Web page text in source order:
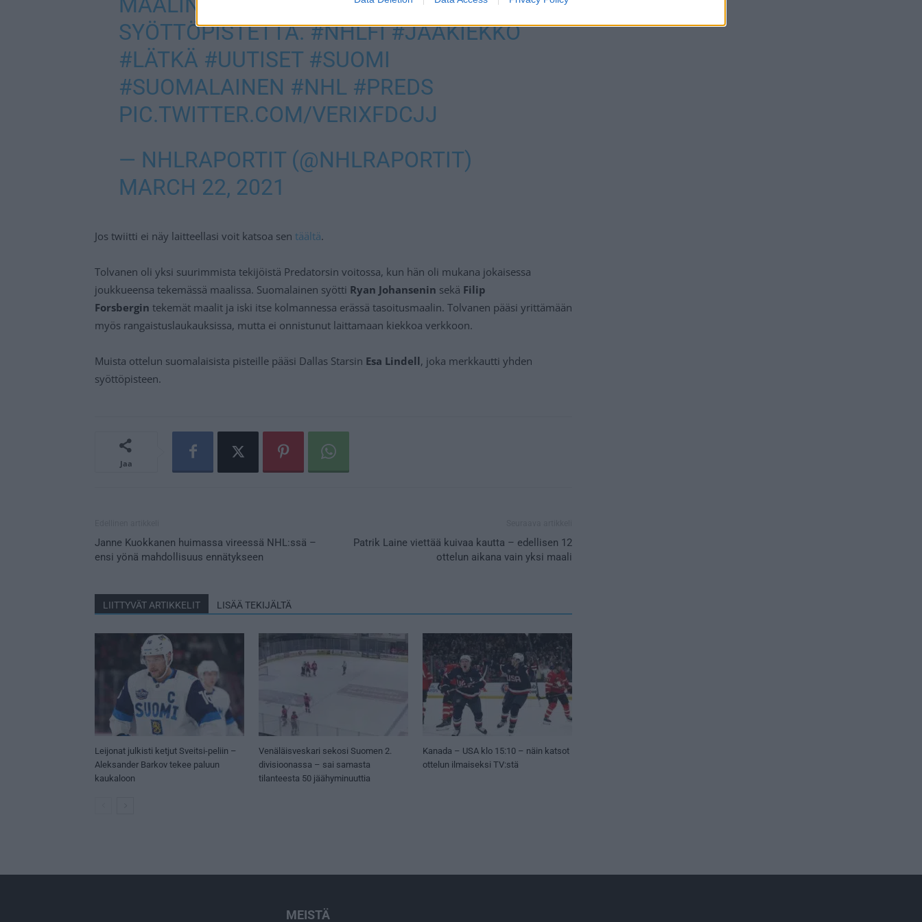
SYÖTTÖPISTETTÄ.#NHLFI #JÄÄKIEKKO
#LÄTKÄ #UUTISET #SUOMI
#SUOMALAINEN #NHL #PREDS
PIC.TWITTER.COM/VERIXFDCJJ
— NHLRAPORTIT (@NHLRAPORTIT)
MARCH 22, 2021
Jos twiitti ei näy laitteellasi voit katsoa sen täältä.
Tolvanen oli yksi suurimmista tekijöistä Predatorsin voitossa, kun hän oli mukana jokaisessa
joukkueensa tekemässä maalissa. Suomalainen syötti Ryan Johansenin sekä Filip
Forsbergin tekemät maalit ja iski itse kolmannessa erässä tasoitusmaalin. Tolvanen pääsi yrittämään
myös rangaistuslaukauksissa, mutta ei onnistunut laittamaan kiekkoa verkkoon.
Muista ottelun suomalaisista pisteille pääsi Dallas Starsin Esa Lindell, joka merkkautti yhden
syöttöpisteen.
Jaa
Janne Kuokkanen huimassa vireessä NHL:ssä –
ensi yönä mahdollisuus ennätykseen
Patrik Laine viettää kuivaa kautta – edellisen 12
ottelun aikana vain yksi maali
LIITTYVÄT ARTIKKELIT LISÄÄ TEKIJÄLTÄ
Leijonat julkisti ketjut Sveitsi-peliin –
Aleksander Barkov tekee paluun
kaukaloon
Venäläisveskari sekosi Suomen 2.
divisioonassa – sai samasta
tilanteesta 50 jäähyminuuttia
Kanada – USA klo 15:10 – näin katsot
ottelun ilmaiseksi TV:stä
MEISTÄ